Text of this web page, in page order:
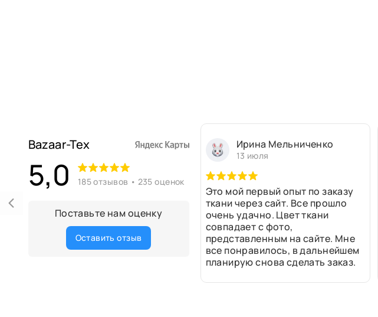
Bazaar-Tex
5,0 185 отзывов • 235 оценок
Поставьте нам оценку
Оставить отзыв
Ирина Мельниченко
13 июля
Это мой первый опыт по заказу
ткани через сайт. Все прошло
очень удачно. Цвет ткани
совпадает с фото,
представленным на сайте. Мне
все понравилось, в дальнейшем
планирую снова сделать заказ.